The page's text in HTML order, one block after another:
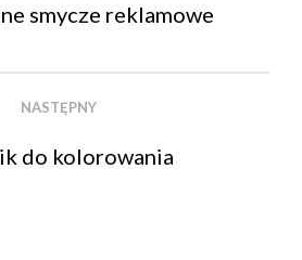
smycze reklamowe
NASTĘPNY
do kolorowania